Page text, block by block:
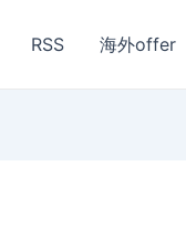
RSS 海外offer